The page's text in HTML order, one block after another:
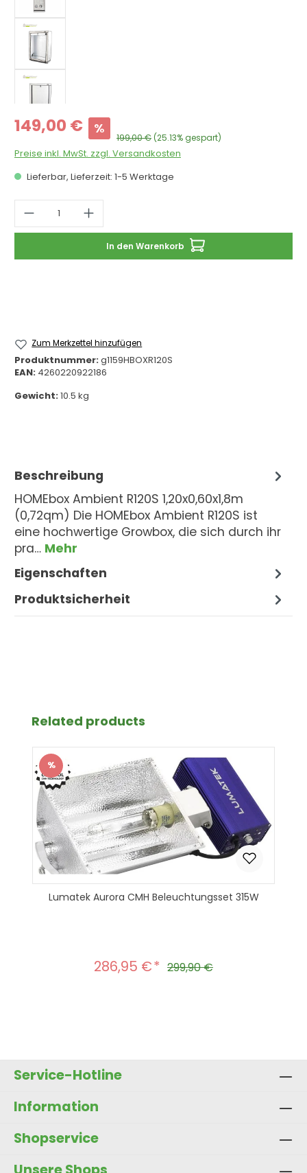
Verkaufspreis:
149,00 € %
Regulärer Preis:
199,00 € (25.13% gespart)
Preise inkl. MwSt. zzgl. Versandkosten
Lieferbar, Lieferzeit: 1-5 Werktage
Produkt Anzahl: Gib den
In den Warenkorb
Zum Merkzettel hinzufügen
Produktnummer:g1159HBOXR120S
EAN: 4260220922186
Gewicht:10.5 kg
Beschreibung
HOMEbox Ambient R120S 1,20x0,60x1,8m
(0,72qm) Die HOMEbox Ambient R120S ist
eine hochwertige Growbox, die sich durch ihr
pra… Mehr
Eigenschaften
Produktsicherheit
Produktgalerie überspringen
Related products
Rabatt
%
Lumatek Aurora CMH Beleuchtungsset 315W
Verkaufspreis:
286,95 € Regulärer Preis:
299,90 €
Service-Hotline
Information
Shopservice